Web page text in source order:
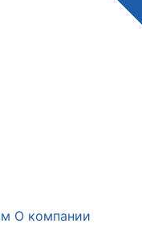
О компании